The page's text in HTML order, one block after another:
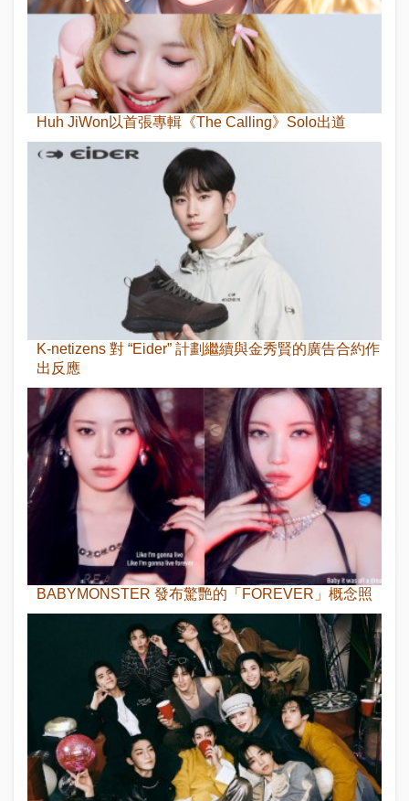
Huh JiWon以首張專輯《The Calling》Solo出道
K-netizens 對 “Eider” 計劃繼續與金秀賢的廣告合約作
出反應
BABYMONSTER 發布驚艷的「FOREVER」概念照